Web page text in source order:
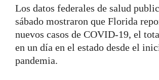
Los datos federales de salud
sábado mostraron que Florida
nuevos casos de COVID-19, el
en un día en el estado desde el
pandemia.